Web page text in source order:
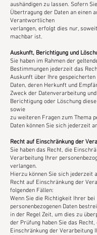
aushändigen zu lassen. Sofern
Übertragung der Daten an einen
Verantwortlichen
verlangen, erfolgt dies nur,
machbar ist.
Auskunft, Berichtigung und
Sie haben im Rahmen der
Bestimmungen jederzeit das
Auskunft über Ihre gespeicherten
Daten, deren Herkunft und
Zweck der Datenverarbeitung
Berichtigung oder Löschung
sowie
zu weiteren Fragen zum Thema
Daten können Sie sich jederzeit
Recht auf Einschränkung der
Sie haben das Recht, die
Verarbeitung Ihrer
verlangen.
Hierzu können Sie sich jederzeit
Recht auf Einschränkung der
folgenden Fällen:
Wenn Sie die Richtigkeit Ihrer
personenbezogenen Daten
in der Regel Zeit, um dies zu
der Prüfung haben Sie das Recht,
Einschränkung der Verarbeitung